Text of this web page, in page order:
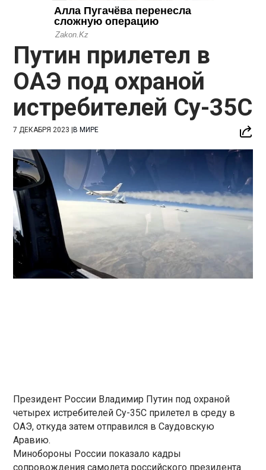
Путин прилетел в
ОАЭ под охраной
истребителей Су-35С
7 ДЕКАБРЯ 2023 |В МИРЕ
Президент России Владимир Путин под охраной
четырех истребителей Су-35С прилетел в среду в
ОАЭ, откуда затем отправился в Саудовскую
Аравию.
Минобороны России показало кадры
сопровождения самолета российского президента